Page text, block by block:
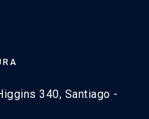
340, Santiago -